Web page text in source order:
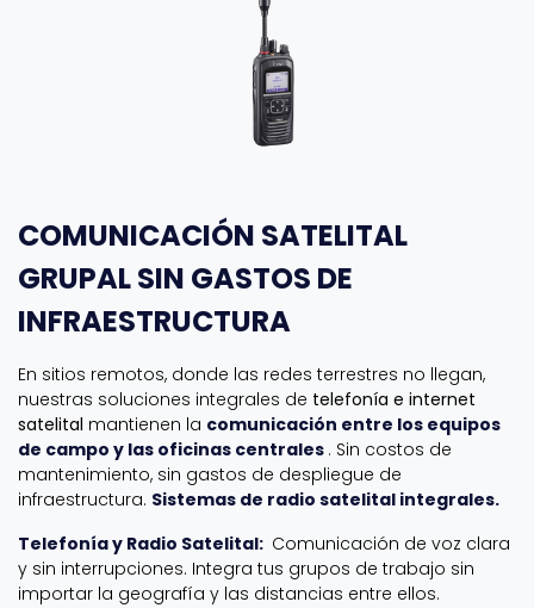
COMUNICACIÓN SATELITAL
GRUPAL SIN GASTOS DE
INFRAESTRUCTURA
En sitios remotos, donde las redes terrestres no llegan,
nuestras soluciones integrales de telefonía e internet
satelital mantienen la comunicación entre los equipos
de campo y las oficinas centrales . Sin costos de
mantenimiento, sin gastos de despliegue de
infraestructura. Sistemas de radio satelital integrales.
Telefonía y Radio Satelital: Comunicación de voz clara
y sin interrupciones. Integra tus grupos de trabajo sin
importar la geografía y las distancias entre ellos.